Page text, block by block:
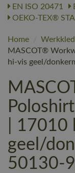
EN ISO 20471
OEKO-TEX®
Home /
MASCOT®
hi-vis geel/
| 17010
geel/
50130-